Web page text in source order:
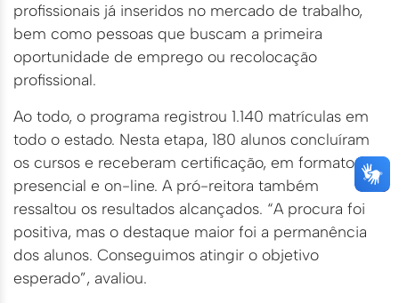
profissionais já inseridos no mercado de trabalho,
bem como pessoas que buscam a primeira
oportunidade de emprego ou recolocação
profissional.
Ao todo, o programa registrou 1.140 matrículas em
todo o estado. Nesta etapa, 180 alunos concluíram
os cursos e receberam certificação, em formato
presencial e on-line. A pró-reitora também
ressaltou os resultados alcançados. “A procura foi
positiva, mas o destaque maior foi a permanência
dos alunos. Conseguimos atingir o objetivo
esperado”, avaliou.